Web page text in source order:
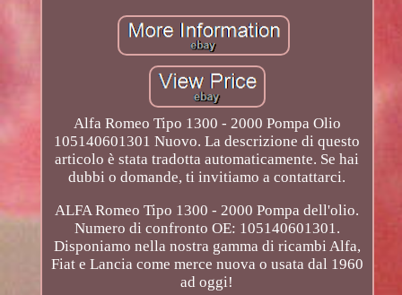
Alfa Romeo Tipo 1300 - 2000 Pompa Olio
105140601301 Nuovo. La descrizione di questo
articolo è stata tradotta automaticamente. Se hai
dubbi o domande, ti invitiamo a contattarci.
ALFA Romeo Tipo 1300 - 2000 Pompa dell'olio.
Numero di confronto OE: 105140601301.
Disponiamo nella nostra gamma di ricambi Alfa,
Fiat e Lancia come merce nuova o usata dal 1960
ad oggi!